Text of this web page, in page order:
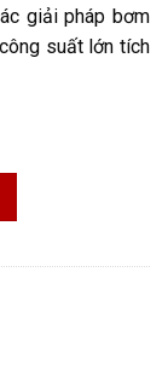
giải pháp bơm
suất lớn tích